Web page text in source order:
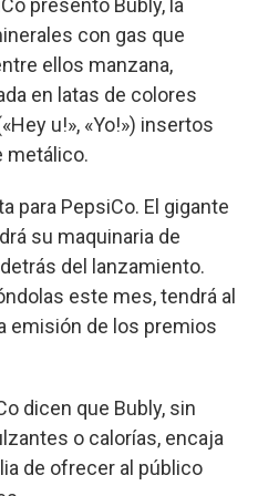
presentó Bubly, la
con gas que
ellos manzana,
en latas de colores
u!», «Yo!») insertos
metálico.
para PepsiCo. El gigante
su maquinaria de
del lanzamiento.
este mes, tendrá al
emisión de los premios
dicen que Bubly, sin
o calorías, encaja
de ofrecer al público